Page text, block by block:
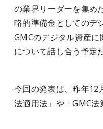
の業界リーダーを集め
略的準備金としてのデ
GMCのデジタル資産
について話し合う予定
今回の発表は、昨年12
法適用法」や「GMC法